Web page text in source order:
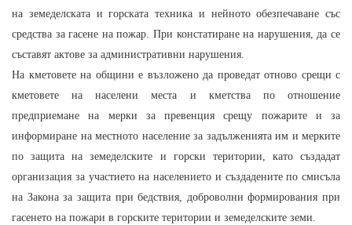
на земеделската и горската техника и нейното обезпечаване със
средства за гасене на пожар. При констатиране на нарушения, да се
съставят актове за административни нарушения.
На кметовете на общини е възложено да проведат отново срещи с
кметовете на населени места и кметства по отношение
предприемане на мерки за превенция срещу пожарите и за
информиране на местното население за задълженията им и мерките
по защита на земеделските и горски територии, като създадат
организация за участието на населението и създадените по смисъла
на Закона за защита при бедствия, доброволни формирования при
гасенето на пожари в горските територии и земеделските земи.